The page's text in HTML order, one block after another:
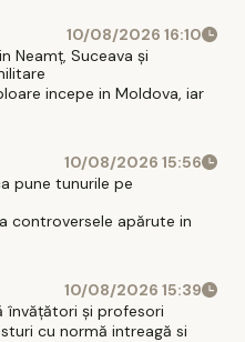
10/08/2026 16:10
Neamț, Suceava și
incepe in Moldova, iar
10/08/2026 15:56
pune tunurile pe
controversele apărute in
10/08/2026 15:39
învățători și profesori
cu normă intreagă si